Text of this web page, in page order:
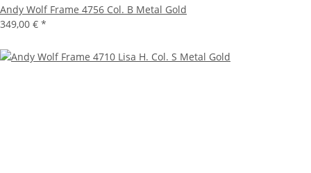
Andy Wolf Frame 4756 Col. B Metal Gold
349,00 € *